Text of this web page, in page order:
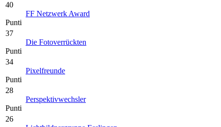
40
Punti
FF Netzwerk Award
37
Punti
Die Fotoverrückten
34
Punti
Pixelfreunde
28
Punti
Perspektivwechsler
26